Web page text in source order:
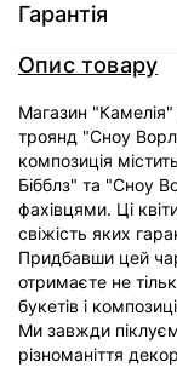
Гарантія
Опис товару
Магазин "Камелія"
троянд "Сноу
композиція
Бібблз" та "Сноу
фахівцями. Ці
свіжість яких
Придбавши цей
отримаєте не
букетів і
Ми завжди
різноманіття